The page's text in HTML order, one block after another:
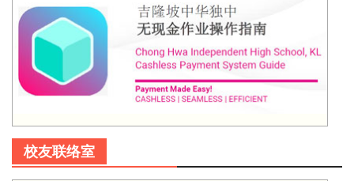
校友联络室